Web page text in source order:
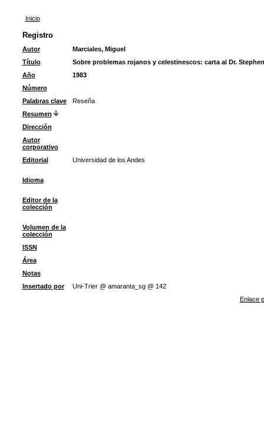
Inicio
Registro
Autor
Marciales, Miguel
Título
Sobre problemas rojanos y celestinescos: carta al Dr.
Año
1983
Número
Palabras clave
Reseña
Resumen
Dirección
Autor
corporativo
Editorial
Universidad de los Andes
Idioma
Editor de la
colección
Volumen de la
colección
ISSN
Área
Notas
Insertado por
Uni-Trier @ amaranta_sg @ 142
Enlace